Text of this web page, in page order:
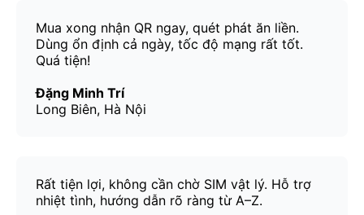
Mua xong nhận QR ngay, quét phát ăn liền.
Dùng ổn định cả ngày, tốc độ mạng rất tốt.
Quá tiện!
Đặng Minh Trí
Long Biên, Hà Nội
Rất tiện lợi, không cần chờ SIM vật lý. Hỗ trợ
nhiệt tình, hướng dẫn rõ ràng từ A–Z.